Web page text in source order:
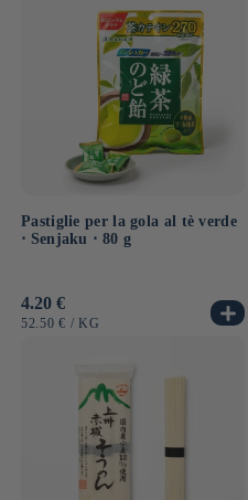
Pastiglie per la gola al tè verde
⋅ Senjaku ⋅ 80 g
Prezzo
di
4.20 €
PREZZO
52.50 € / PER
KG